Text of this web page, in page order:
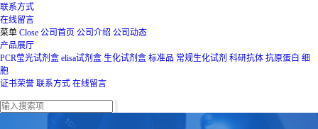
联系方式
在线留言
菜单 Close 公司首页 公司介绍 公司动态
产品展厅
PCR莹光试剂盒 elisa试剂盒 生化试剂盒 标准品 常规生化试剂 科研抗体 抗原蛋白 细
胞
证书荣誉 联系方式 在线留言